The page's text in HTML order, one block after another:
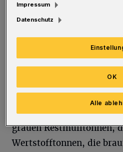
Los geht es somit erst am
2024) statt am Montag.
endet am Samstag (14.
grauen Restmülltonnen,
Wertstofftonnen, die
Impressum
Datenschutz
Alle
OK